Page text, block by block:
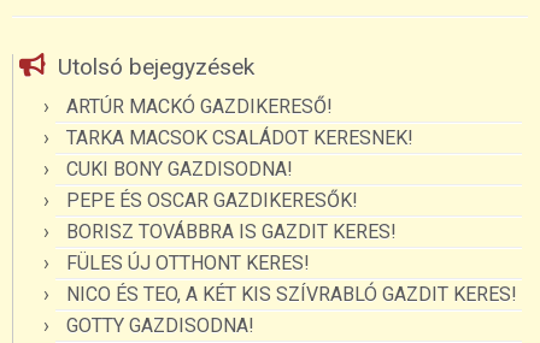
Utolsó bejegyzések
ARTÚR MACKÓ GAZDIKERESŐ!
TARKA MACSOK CSALÁDOT KERESNEK!
CUKI BONY GAZDISODNA!
PEPE ÉS OSCAR GAZDIKERESŐK!
BORISZ TOVÁBBRA IS GAZDIT KERES!
FÜLES ÚJ OTTHONT KERES!
NICO ÉS TEO, A KÉT KIS SZÍVRABLÓ GAZDIT KERES!
GOTTY GAZDISODNA!